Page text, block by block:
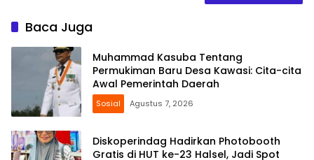
Baca Juga
Muhammad Kasuba Tentang
Permukiman Baru Desa Kawasi: Cita-cita
Awal Pemerintah Daerah
Sosial Agustus 7, 2026
Diskoperindag Hadirkan Photobooth
Gratis di HUT ke-23 Halsel, Jadi Spot